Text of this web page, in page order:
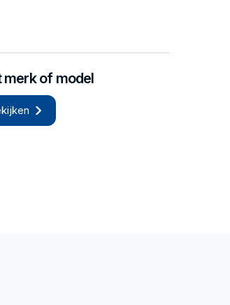
merk of model